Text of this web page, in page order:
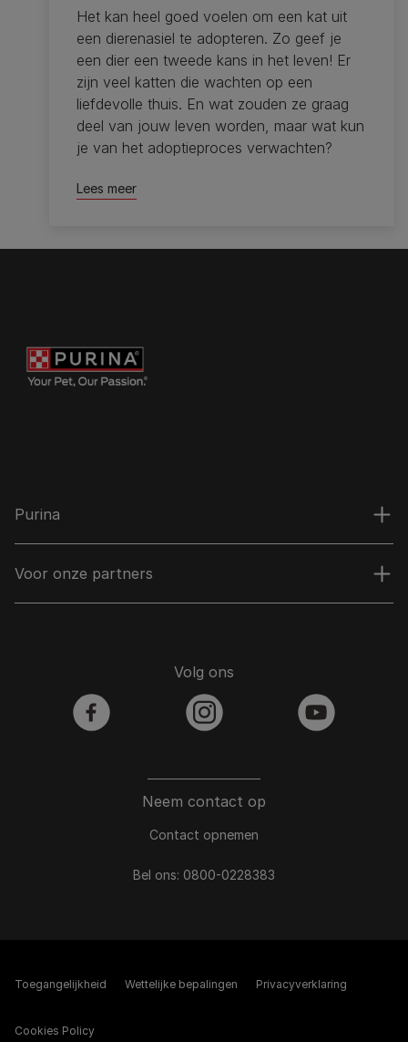
Het kan heel goed voelen om een kat uit
een dierenasiel te adopteren. Zo geef je
een dier een tweede kans in het leven! Er
zijn veel katten die wachten op een
liefdevolle thuis. En wat zouden ze graag
deel van jouw leven worden, maar wat kun
je van het adoptieproces verwachten?
Lees meer
Purina
Voor onze partners
Neem contact op
Contact opnemen
Bel ons: 0800-0228383
Volg ons
facebook instagram youtube
Toegangelijkheid Wettelijke bepalingen​ Privacyverklaring
Cookies Policy